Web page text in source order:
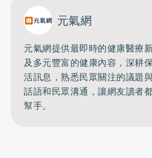
元氣網
元氣網提供最即時的健康醫療
及多元豐富的健康內容，深耕
活訊息，熟悉民眾關注的議題
話語和民眾溝通，讓網友讀者
幫手。